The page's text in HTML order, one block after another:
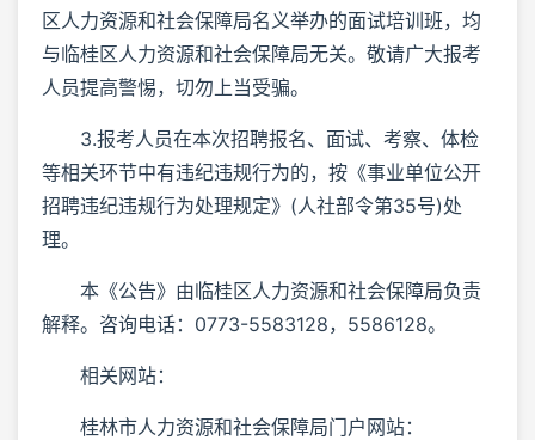
区人力资源和社会保障局名义举办的面试培训班，均
与临桂区人力资源和社会保障局无关。敬请广大报考
人员提高警惕，切勿上当受骗。
3.报考人员在本次招聘报名、面试、考察、体检
等相关环节中有违纪违规行为的，按《事业单位公开
招聘违纪违规行为处理规定》(人社部令第35号)处
理。
本《公告》由临桂区人力资源和社会保障局负责
解释。咨询电话：0773-5583128，5586128。
相关网站：
桂林市人力资源和社会保障局门户网站：